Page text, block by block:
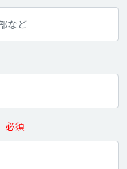
必須